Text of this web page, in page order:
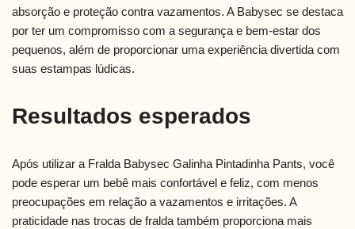
absorção e proteção contra vazamentos. A Babysec se destaca
por ter um compromisso com a segurança e bem-estar dos
pequenos, além de proporcionar uma experiência divertida com
suas estampas lúdicas.
Resultados esperados
Após utilizar a Fralda Babysec Galinha Pintadinha Pants, você
pode esperar um bebê mais confortável e feliz, com menos
preocupações em relação a vazamentos e irritações. A
praticidade nas trocas de fralda também proporciona mais